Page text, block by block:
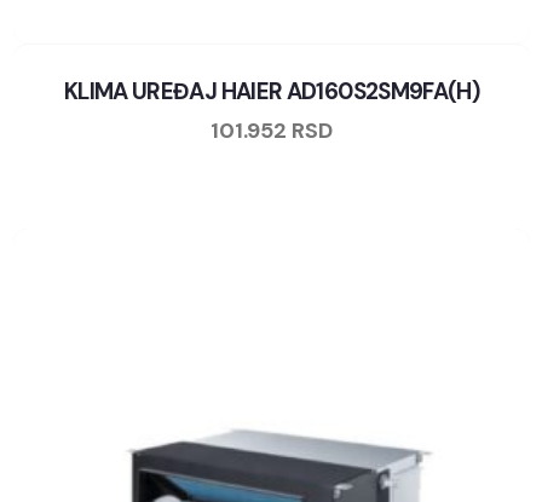
KLIMA UREĐAJ HAIER AD160S2SM9FA(H)
101.952 RSD